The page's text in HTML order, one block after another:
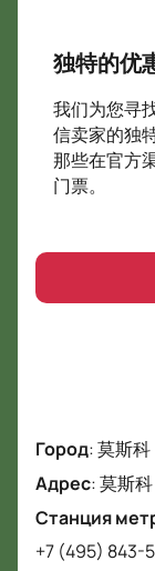
奇迹发生。
不可思议的童
马戏团的舞台
Vernadsky 从
艺术家们正在
演，最复杂的
在马戏团里，
事》将焕发出
造力给她一些
力给公主惊喜
真正的奇迹。
马戏树“可能是
会。 您还有时
信的童话故事”
独特的优
我们为您寻
信卖家的独
那些在官方
门票。
Город:莫斯科
Адрес:莫斯
Станция
+7 (495) 843-